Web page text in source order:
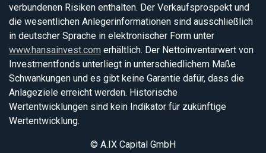
verbundenen Risiken enthalten. Der Verkaufsprospekt und
die wesentlichen Anlegerinformationen sind ausschließlich
in deutscher Sprache in elektronischer Form unter
www.hansainvest.com erhältlich. Der Nettoinventarwert von
Investmentfonds unterliegt in unterschiedlichem Maße
Schwankungen und es gibt keine Garantie dafür, dass die
Anlageziele erreicht werden. Historische
Wertentwicklungen sind kein Indikator für zukünftige
Wertentwicklung.
© A.IX Capital GmbH